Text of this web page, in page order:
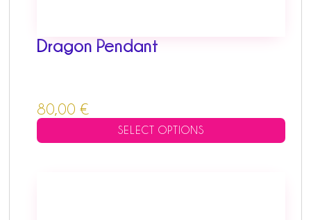
Dragon Pendant
80,00 €
SELECT OPTIONS
product